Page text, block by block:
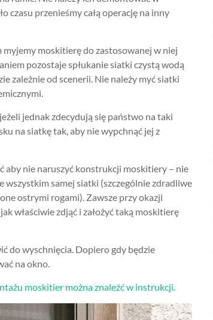
czasu przenieśmy całą operację na inny
moskitierę do zastosowanej w niej
pozostaje spłukanie siatki czystą wodą
zależnie od scenerii. Nie należy myć siatki
jednak zdecydują się państwo na taki
na siatkę tak, aby nie wypchnąć jej z
aby nie naruszyć konstrukcji moskitiery – nie
samej siatki (szczególnie zdradliwe
ostrymi rogami). Zawsze przy okazji
właściwie zdjąć i założyć taką moskitierę
do wyschnięcia. Dopiero gdy będzie
na okno.
moskitier można znaleźć w instrukcji.